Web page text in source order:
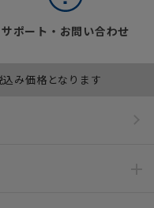
サポート・お問い合わせ
み価格となります